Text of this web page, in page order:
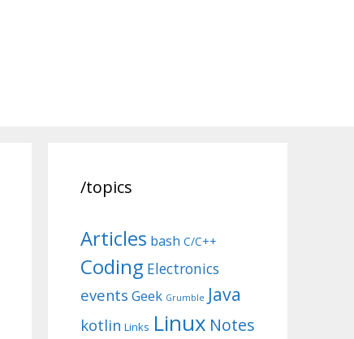
/topics
Articles bash C/C++
Coding Electronics
events Geek Grumble Java
kotlin Links Linux Notes